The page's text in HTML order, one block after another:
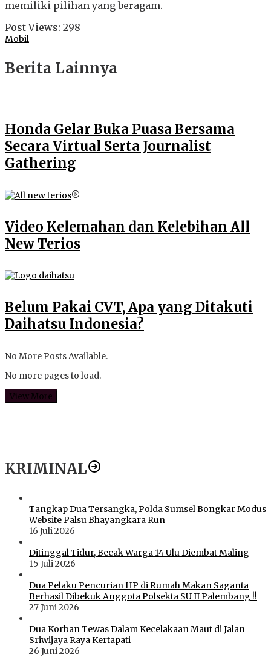
memiliki pilihan yang beragam.
Post Views: 298
Mobil
Berita Lainnya
Honda Gelar Buka Puasa Bersama
Secara Virtual Serta Journalist
Gathering
Video Kelemahan dan Kelebihan All
New Terios
Belum Pakai CVT, Apa yang Ditakuti
Daihatsu Indonesia?
No More Posts Available.
No more pages to load.
View More
KRIMINAL
Tangkap Dua Tersangka, Polda Sumsel Bongkar Modus
Website Palsu Bhayangkara Run
16 Juli 2026
Ditinggal Tidur, Becak Warga 14 Ulu Diembat Maling
15 Juli 2026
Dua Pelaku Pencurian HP di Rumah Makan Saganta
Berhasil Dibekuk Anggota Polsekta SU II Palembang !!
27 Juni 2026
Dua Korban Tewas Dalam Kecelakaan Maut di Jalan
Sriwijaya Raya Kertapati
26 Juni 2026